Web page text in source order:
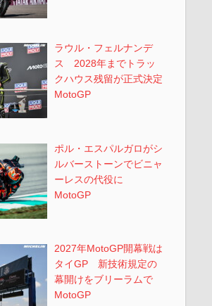
ラウル・フェルナンデ
ス 2028年までトラッ
クハウス残留が正式決定
MotoGP
ポル・エスパルガロがシ
ルバーストーンでビニャ
ーレスの代役に
MotoGP
2027年MotoGP開幕戦は
タイGP 新技術規定の
幕開けをブリーラムで
MotoGP